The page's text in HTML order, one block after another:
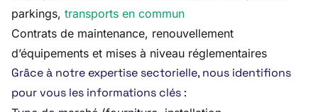
parkings, transports en commun
Contrats de maintenance, renouvellement
d’équipements et mises à niveau réglementaires
Grâce à notre expertise sectorielle, nous identifions
pour vous les informations clés :